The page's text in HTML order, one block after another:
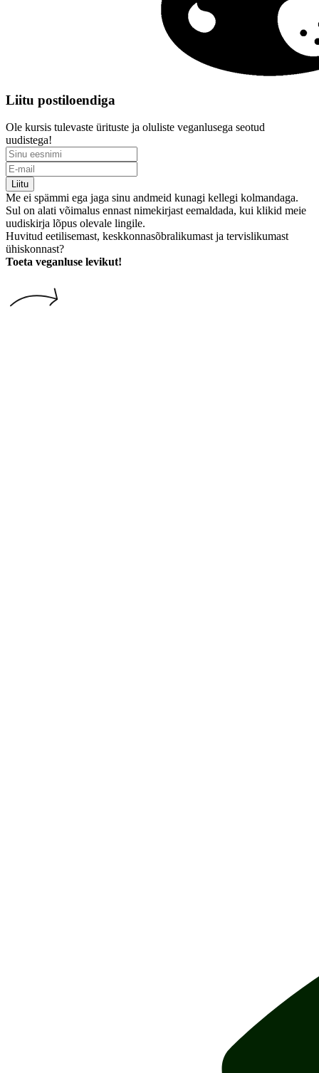
Liitu postiloendiga
Ole kursis tulevaste ürituste ja oluliste veganlusega seotud
uudistega!
Liitu
Me ei spämmi ega jaga sinu andmeid kunagi kellegi kolmandaga.
Sul on alati võimalus ennast nimekirjast eemaldada, kui klikid meie
uudiskirja lõpus olevale lingile.
Huvitud eetilisemast, keskkonnasõbralikumast ja tervislikumast
ühiskonnast?
Toeta veganluse levikut!